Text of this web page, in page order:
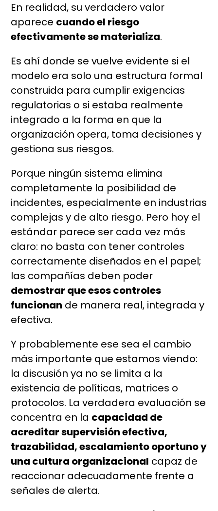
En realidad, su verdadero valor
aparece cuando el riesgo
efectivamente se materializa.
Es ahí donde se vuelve evidente si el
modelo era solo una estructura formal
construida para cumplir exigencias
regulatorias o si estaba realmente
integrado a la forma en que la
organización opera, toma decisiones y
gestiona sus riesgos.
Porque ningún sistema elimina
completamente la posibilidad de
incidentes, especialmente en industrias
complejas y de alto riesgo. Pero hoy el
estándar parece ser cada vez más
claro: no basta con tener controles
correctamente diseñados en el papel;
las compañías deben poder
demostrar que esos controles
funcionan de manera real, integrada y
efectiva.
Y probablemente ese sea el cambio
más importante que estamos viendo:
la discusión ya no se limita a la
existencia de políticas, matrices o
protocolos. La verdadera evaluación se
concentra en la capacidad de
acreditar supervisión efectiva,
trazabilidad, escalamiento oportuno y
una cultura organizacional capaz de
reaccionar adecuadamente frente a
señales de alerta.